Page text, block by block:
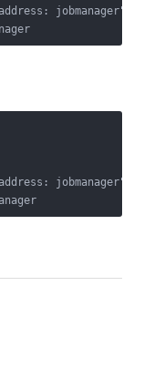
jobmanager" \
jobmanager" \